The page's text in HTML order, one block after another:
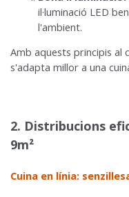
il·luminació LED
l'ambient.
Amb aquests principis al
s'adapta millor a una
2. Distribucions
9m²
Cuina en línia: